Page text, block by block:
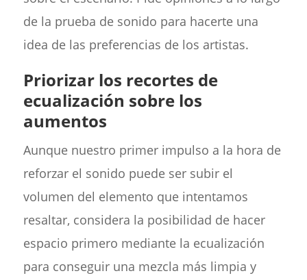
de la prueba de sonido para hacerte una
idea de las preferencias de los artistas.
Priorizar los recortes de
ecualización sobre los
aumentos
Aunque nuestro primer impulso a la hora de
reforzar el sonido puede ser subir el
volumen del elemento que intentamos
resaltar, considera la posibilidad de hacer
espacio primero mediante la ecualización
para conseguir una mezcla más limpia y